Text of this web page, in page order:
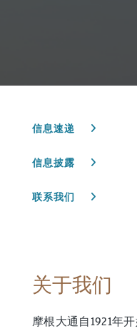
信息速递
信息披露
联系我们
关于我们
摩根大通自1921年